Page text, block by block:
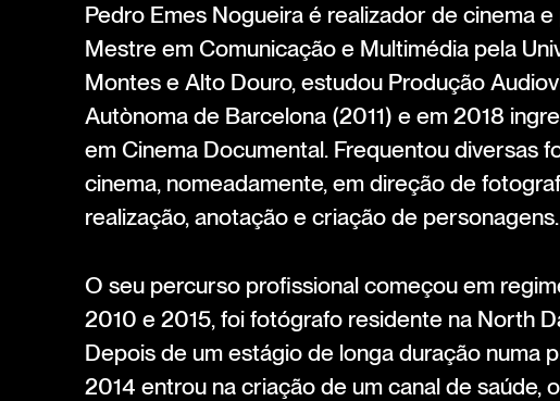
Pedro Emes Nogueira é realizador de cinema
Mestre em Comunicação e Multimédia pela
Montes e Alto Douro, estudou Produção
Autònoma de Barcelona (2011) e em 2018
em Cinema Documental. Frequentou diversas
cinema, nomeadamente, em direção de
realização, anotação e criação de personagens.
O seu percurso profissional começou em
2010 e 2015, foi fotógrafo residente na North
Depois de um estágio de longa duração numa
2014 entrou na criação de um canal de saúde,